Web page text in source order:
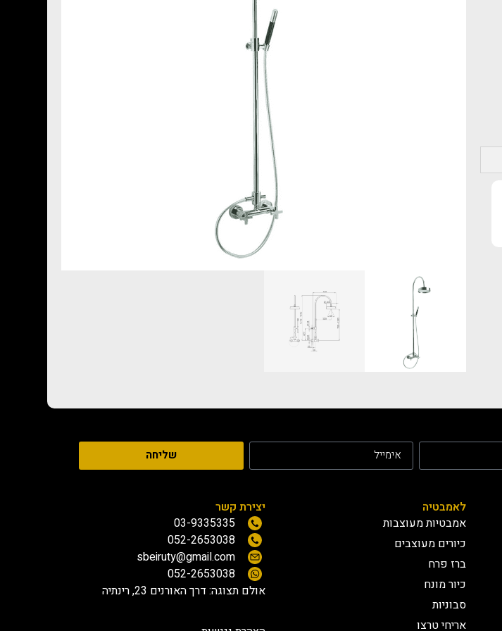
שליחה
לאמבטיה
אמבטיות מעוצבות
כיורים מעוצבים
ברז פרח
כיור מונח
סבוניות
אריחי טרצו
יצירת קשר
03-9335335
052-2653038
sbeiruty@gmail.com
052-2653038
אולם תצוגה: דרך האורנים 23, רינתיה